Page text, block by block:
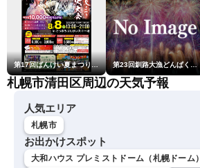
第17回ばんけい夏まつり大花火大会 第23回釧路大漁どんぱく花火大会 ～道新・光と音のファンタジー～
札幌市清田区周辺の天気予報
人気エリア
札幌市
お出かけスポット
大和ハウス プレミストドーム（札幌ドーム）